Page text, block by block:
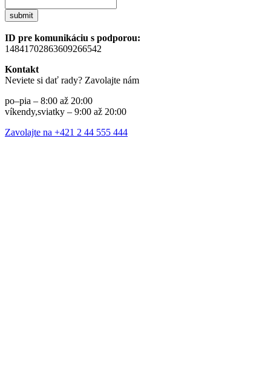
submit
ID pre komunikáciu s podporou:
14841702863609266542
Kontakt
Neviete si dať rady? Zavolajte nám
po–pia – 8:00 až 20:00
víkendy,sviatky – 9:00 až 20:00
Zavolajte na +421 2 44 555 444